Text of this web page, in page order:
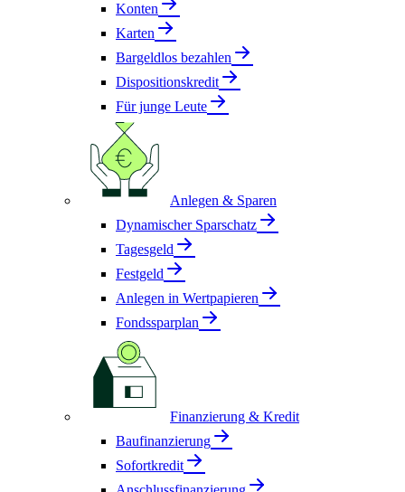
Konten
Karten
Bargeldlos bezahlen
Dispositionskredit
Für junge Leute
Anlegen & Sparen
Dynamischer Sparschatz
Tagesgeld
Festgeld
Anlegen in Wertpapieren
Fondssparplan
Finanzierung & Kredit
Baufinanzierung
Sofortkredit